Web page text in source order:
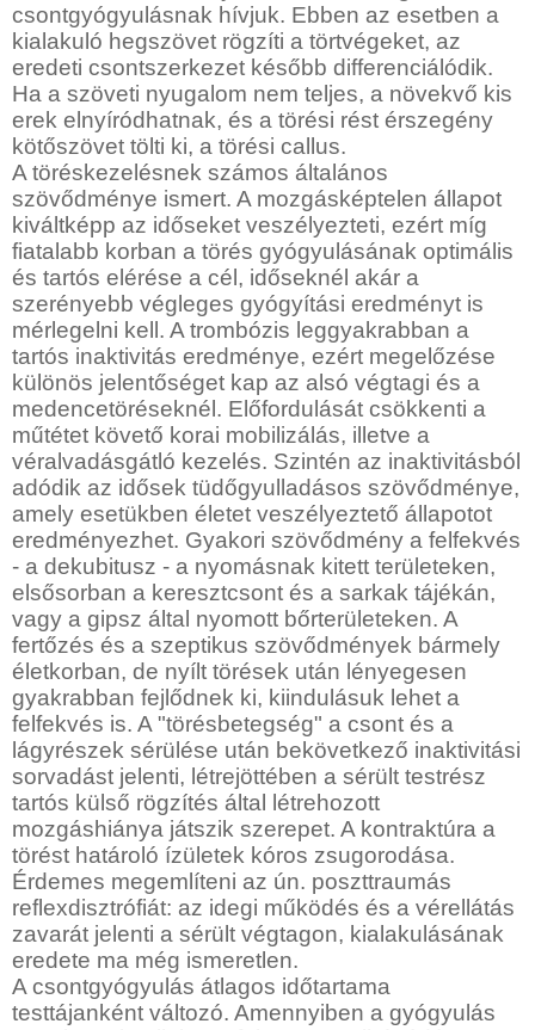
csontgyógyulásnak hívjuk. Ebben az esetben a
kialakuló hegszövet rögzíti a törtvégeket, az
eredeti csontszerkezet később differenciálódik.
Ha a szöveti nyugalom nem teljes, a növekvő kis
erek elnyíródhatnak, és a törési rést érszegény
kötőszövet tölti ki, a törési callus.
A töréskezelésnek számos általános
szövődménye ismert. A mozgásképtelen állapot
kiváltképp az időseket veszélyezteti, ezért míg
fiatalabb korban a törés gyógyulásának optimális
és tartós elérése a cél, időseknél akár a
szerényebb végleges gyógyítási eredményt is
mérlegelni kell. A trombózis leggyakrabban a
tartós inaktivitás eredménye, ezért megelőzése
különös jelentőséget kap az alsó végtagi és a
medencetöréseknél. Előfordulását csökkenti a
műtétet követő korai mobilizálás, illetve a
véralvadásgátló kezelés. Szintén az inaktivitásból
adódik az idősek tüdőgyulladásos szövődménye,
amely esetükben életet veszélyeztető állapotot
eredményezhet. Gyakori szövődmény a felfekvés
- a dekubitusz - a nyomásnak kitett területeken,
elsősorban a keresztcsont és a sarkak tájékán,
vagy a gipsz által nyomott bőrterületeken. A
fertőzés és a szeptikus szövődmények bármely
életkorban, de nyílt törések után lényegesen
gyakrabban fejlődnek ki, kiindulásuk lehet a
felfekvés is. A "törésbetegség" a csont és a
lágyrészek sérülése után bekövetkező inaktivitási
sorvadást jelenti, létrejöttében a sérült testrész
tartós külső rögzítés által létrehozott
mozgáshiánya játszik szerepet. A kontraktúra a
törést határoló ízületek kóros zsugorodása.
Érdemes megemlíteni az ún. poszttraumás
reflexdisztrófiát: az idegi működés és a vérellátás
zavarát jelenti a sérült végtagon, kialakulásának
eredete ma még ismeretlen.
A csontgyógyulás átlagos időtartama
testtájanként változó. Amennyiben a gyógyulás